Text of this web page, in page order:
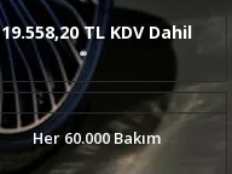
19.558,20 TL KDV Dahil
Her 60.000 Bakım